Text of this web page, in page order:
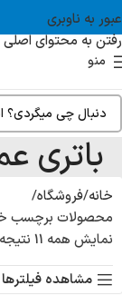
عبور به ناوبری
رفتن به محتوای اصلی
منو
باتری
خانه فروشگاه
محصولات برچسب
نمایش همه 11 نتیجه
مشاهده فیلترها